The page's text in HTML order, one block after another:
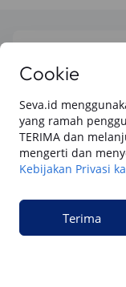
Cookie
Seva.id
yang ramah
TERIMA dan
mengerti dan
Kebijakan Privasi
Terima
Cara
15